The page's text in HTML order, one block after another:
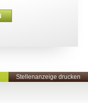
Stellenanzeige drucken